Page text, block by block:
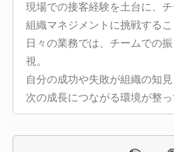
現場での接客経験を土台に、
組織マネジメントに挑戦するこ
日々の業務では、チームでの
視。
自分の成功や失敗が組織の知見
次の成長につながる環境が整っ